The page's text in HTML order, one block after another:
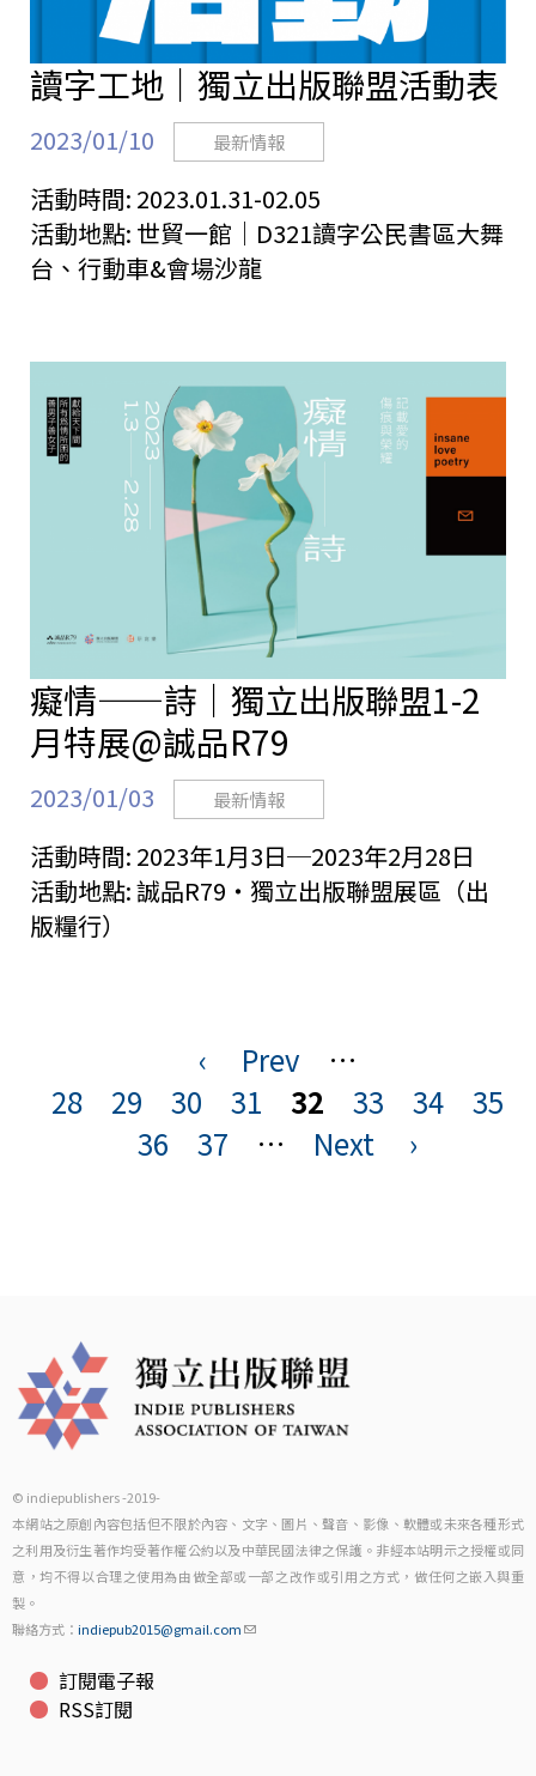
讀字工地｜獨立出版聯盟活動表
2023/01/10 最新情報
活動時間: 2023.01.31-02.05
活動地點: 世貿一館｜D321讀字公民書區大舞
台、行動車&會場沙龍
癡情——詩｜獨立出版聯盟1-2
月特展@誠品R79
2023/01/03 最新情報
活動時間: 2023年1月3日─2023年2月28日
活動地點:誠品R79・獨立出版聯盟展區（出
版糧行）
面
‹ Prev
…
28
29 30 31 32 33 34
35
36
37 … Next ›
© indiepublishers -2019-
本網站之原創內容包括但不限於內容、文字、圖片、聲音、影像、軟體或未來各種形式
之利用及衍生著作均受著作權公約以及中華民國法律之保護。非經本站明示之授權或同
意，均不得以合理之使用為由做全部或一部之改作或引用之方式，做任何之嵌入與重
製。
聯絡方式： indiepub2015@gmail.com
訂閱電子報
RSS訂閱